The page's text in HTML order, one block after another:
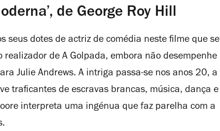
de George Roy Hill
seus dotes de actriz de comédia neste filme que se
realizador de A Golpada, embora não desempenhe
Julie Andrews. A intriga passa-se nos anos 20, a
traficantes de escravas brancas, música, dança e
interpreta uma ingénua que faz parelha com a